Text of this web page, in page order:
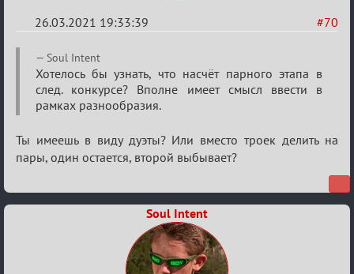
#70
26.03.2021 19:33:39
Re:
ГОЛОС
МАФИИ
(обсуждение)
Soul Intent
Хотелось бы узнать, что насчёт парного этапа в
след. конкурсе? Вполне имеет смысл ввести в
рамках разнообразия.
Ты имеешь в виду дуэты? Или вместо троек делить на
пары, один остается, второй выбывает?
Soul Intent